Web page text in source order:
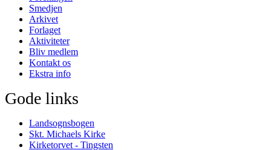
Smedjen
Arkivet
Forlaget
Aktiviteter
Bliv medlem
Kontakt os
Ekstra info
Gode links
Landsognsbogen
Skt. Michaels Kirke
Kirketorvet - Tingsten